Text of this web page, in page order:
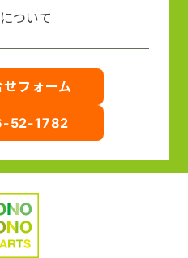
ついて
せフォーム
52-1782